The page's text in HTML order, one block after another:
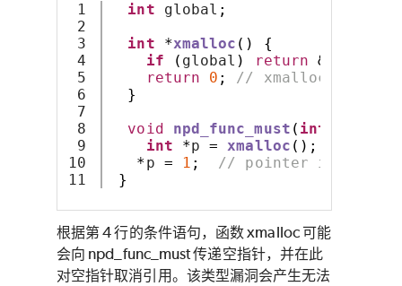
1
2
3
4
5
6
7
8
9
10
int global ;
int
*xmalloc ()
{
if
( global ) return &
return
0 ;
// xmalloc() may
}
void
npd_func_must ( int
int
*p = xmalloc ();
*p = 1 ;
// pointer is
}
根据第 4 行的条件语句，函数 xmalloc 可能
会向 npd_func_must 传递空指针，并在此
对空指针取消引用。该类型漏洞会产生无法